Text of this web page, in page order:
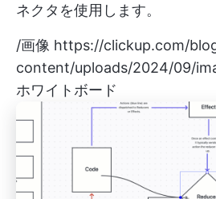
ネクタを使用します。
/画像 https://clickup.com/
content/uploads/2024/09/
ホワイトボード